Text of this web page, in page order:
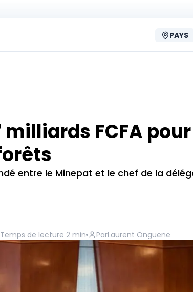
PAYS
milliards FCFA
entre le Minepat et le chef de la
Temps de lecture 2 min ParLaurent Onguene